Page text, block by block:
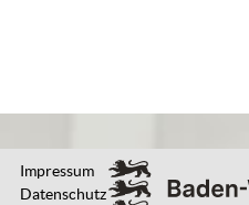
Impressum
Datenschutz